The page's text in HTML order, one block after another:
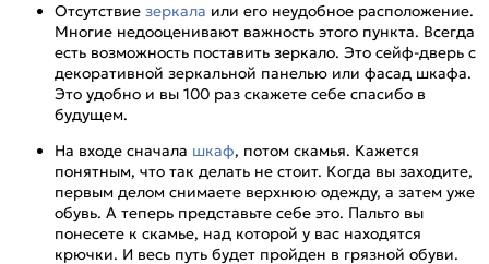
Отсутствие зеркала или его неудобное расположение.
Многие недооценивают важность этого пункта. Всегда
есть возможность поставить зеркало. Это сейф-дверь с
декоративной зеркальной панелью или фасад шкафа.
Это удобно и вы 100 раз скажете себе спасибо в
будущем.
На входе сначала шкаф, потом скамья. Кажется
понятным, что так делать не стоит. Когда вы заходите,
первым делом снимаете верхнюю одежду, а затем уже
обувь. А теперь представьте себе это. Пальто вы
понесете к скамье, над которой у вас находятся
крючки. И весь путь будет пройден в грязной обуви.